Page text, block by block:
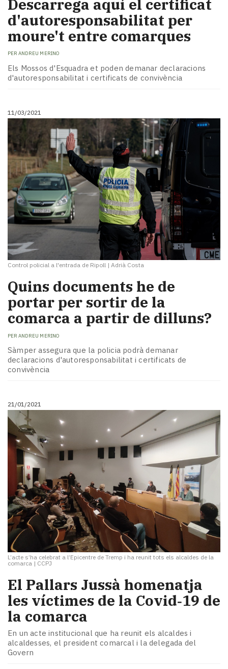
Descarrega aquí el certificat
d'autoresponsabilitat per
moure't entre comarques
PER ANDREU MERINO
Els Mossos d'Esquadra et poden demanar declaracions
d'autoresponsabilitat i certificats de convivència
11/03/2021
Control policial a l'entrada de Ripoll | Adrià Costa
Quins documents he de
portar per sortir de la
comarca a partir de dilluns?
PER ANDREU MERINO
Sàmper assegura que la policia podrà demanar
declaracions d'autoresponsabilitat i certificats de
convivència
21/01/2021
L’acte s’ha celebrat a l’Epicentre de Tremp i ha reunit tots els alcaldes de la
comarca | CCPJ
El Pallars Jussà homenatja
les víctimes de la Covid‑19 de
la comarca
En un acte institucional que ha reunit els alcaldes i
alcaldesses, el president comarcal i la delegada del
Govern